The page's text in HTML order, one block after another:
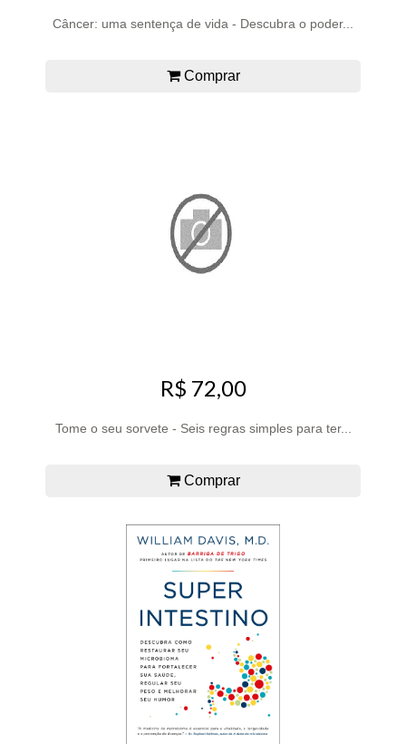
Câncer: uma sentença de vida - Descubra o poder...
Comprar
R$ 72,00
Tome o seu sorvete - Seis regras simples para ter...
Comprar